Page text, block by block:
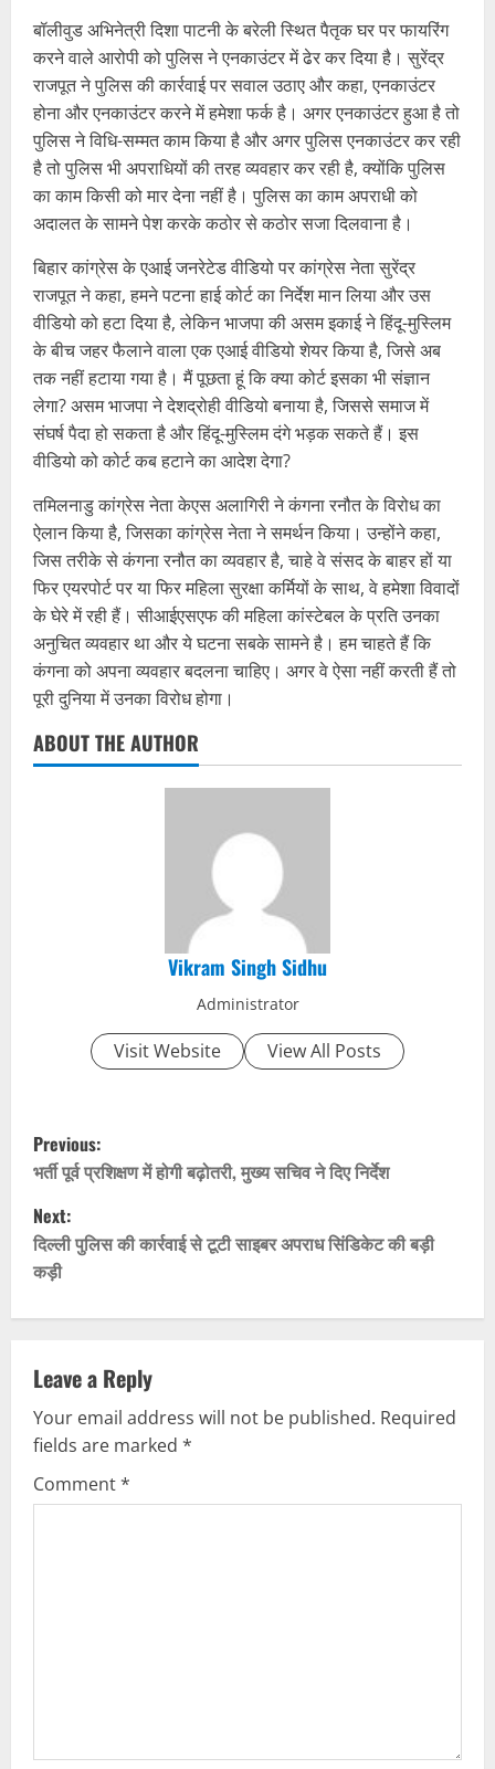
बॉलीवुड अभिनेत्री दिशा पाटनी के बरेली स्थित पैतृक घर पर फायरिंग
करने वाले आरोपी को पुलिस ने एनकाउंटर में ढेर कर दिया है। सुरेंद्र
राजपूत ने पुलिस की कार्रवाई पर सवाल उठाए और कहा, एनकाउंटर
होना और एनकाउंटर करने में हमेशा फर्क है। अगर एनकाउंटर हुआ है तो
पुलिस ने विधि-सम्मत काम किया है और अगर पुलिस एनकाउंटर कर रही
है तो पुलिस भी अपराधियों की तरह व्यवहार कर रही है, क्योंकि पुलिस
का काम किसी को मार देना नहीं है। पुलिस का काम अपराधी को
अदालत के सामने पेश करके कठोर से कठोर सजा दिलवाना है।
बिहार कांग्रेस के एआई जनरेटेड वीडियो पर कांग्रेस नेता सुरेंद्र
राजपूत ने कहा, हमने पटना हाई कोर्ट का निर्देश मान लिया और उस
वीडियो को हटा दिया है, लेकिन भाजपा की असम इकाई ने हिंदू-मुस्लिम
के बीच जहर फैलाने वाला एक एआई वीडियो शेयर किया है, जिसे अब
तक नहीं हटाया गया है। मैं पूछता हूं कि क्या कोर्ट इसका भी संज्ञान
लेगा? असम भाजपा ने देशद्रोही वीडियो बनाया है, जिससे समाज में
संघर्ष पैदा हो सकता है और हिंदू-मुस्लिम दंगे भड़क सकते हैं। इस
वीडियो को कोर्ट कब हटाने का आदेश देगा?
तमिलनाडु कांग्रेस नेता केएस अलागिरी ने कंगना रनौत के विरोध का
ऐलान किया है, जिसका कांग्रेस नेता ने समर्थन किया। उन्होंने कहा,
जिस तरीके से कंगना रनौत का व्यवहार है, चाहे वे संसद के बाहर हों या
फिर एयरपोर्ट पर या फिर महिला सुरक्षा कर्मियों के साथ, वे हमेशा विवादों
के घेरे में रही हैं। सीआईएसएफ की महिला कांस्टेबल के प्रति उनका
अनुचित व्यवहार था और ये घटना सबके सामने है। हम चाहते हैं कि
कंगना को अपना व्यवहार बदलना चाहिए। अगर वे ऐसा नहीं करती हैं तो
पूरी दुनिया में उनका विरोध होगा।
ABOUT THE AUTHOR
Vikram Singh Sidhu
Administrator
Visit Website View All Posts
P
o
s
t
n
a
v
i
g
Previous:
भर्ती पूर्व प्रशिक्षण में होगी बढ़ोतरी, मुख्य सचिव ने दिए निर्देश
Next:
दिल्ली पुलिस की कार्रवाई से टूटी साइबर अपराध सिंडिकेट की बड़ी
कड़ी
Leave a Reply
Your email address will not be published. Required
fields are marked *
Comment*